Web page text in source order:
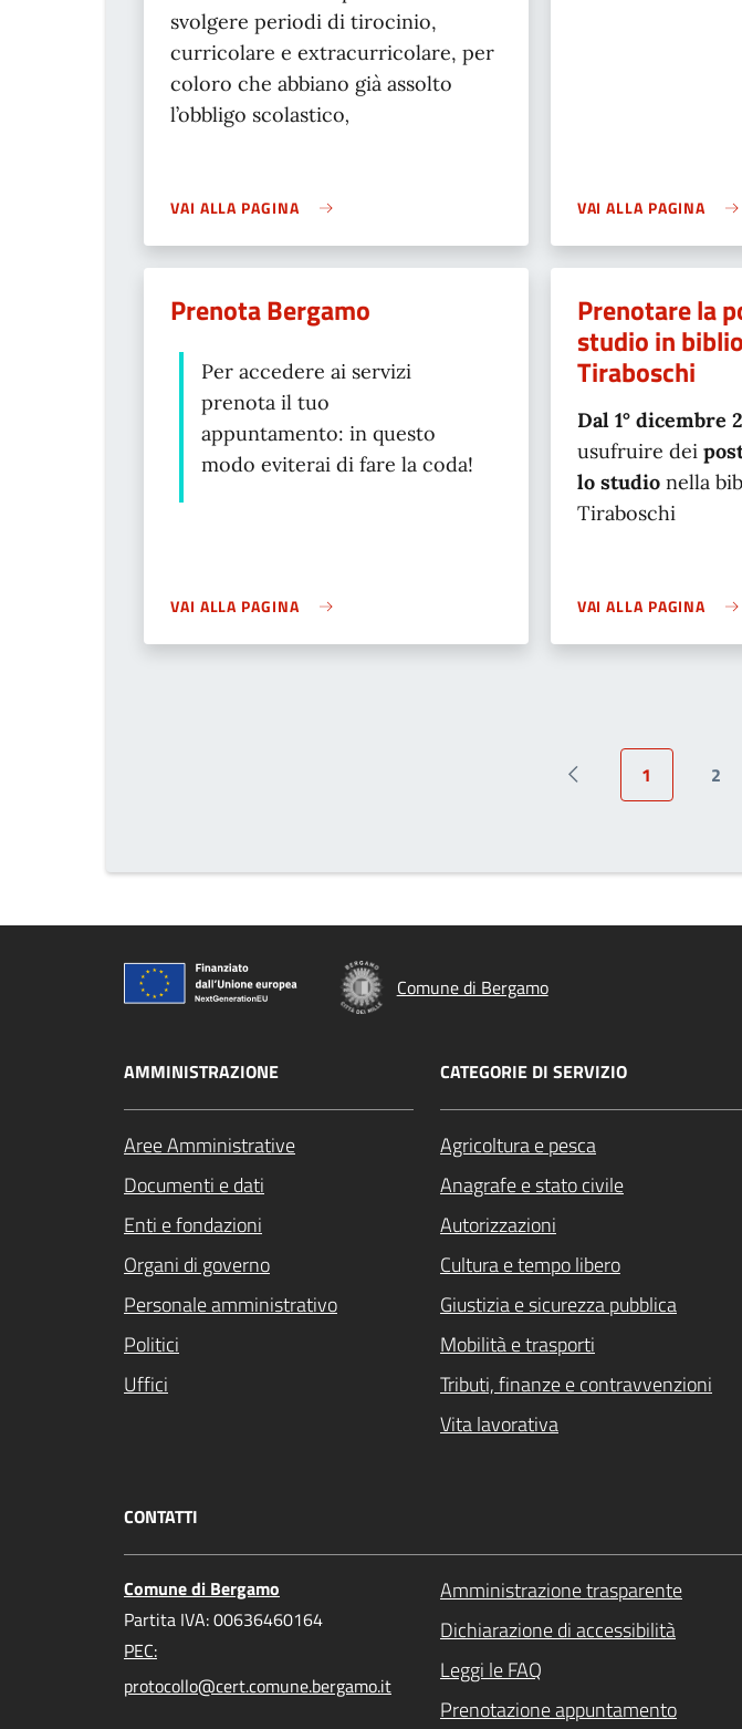
svolgere periodi di tirocinio,
curricolare e extracurricolare, per
coloro che abbiano già assolto
l’obbligo scolastico,
VAI ALLA PAGINA VAI ALLA PAGINA
Prenota Bergamo
Per accedere ai servizi
prenota il tuo
appuntamento: in questo
modo eviterai di fare la coda!
VAI ALLA PAGINA
Prenotare la
studio in
Tiraboschi
Dal 1° dicembre
usufruire dei
lo studionella
Tiraboschi
VAI ALLA PAGINA
Pagina precedente
Pagina attuale
1
Page
2
Comune di Bergamo
AMMINISTRAZIONE
Aree Amministrative
Documenti e dati
Enti e fondazioni
Organi di governo
Personale amministrativo
Politici
Uffici
CATEGORIE DI SERVIZIO
Agricoltura e pesca
Anagrafe e stato civile
Autorizzazioni
Cultura e tempo libero
Giustizia e sicurezza pubblica
Mobilità e trasporti
Tributi, finanze e contravvenzioni
Vita lavorativa
CONTATTI
Comune di Bergamo
Partita IVA: 00636460164
PEC:
protocollo@cert.comune.bergamo.it
Amministrazione trasparente
Dichiarazione di accessibilità
Leggi le FAQ
Prenotazione appuntamento